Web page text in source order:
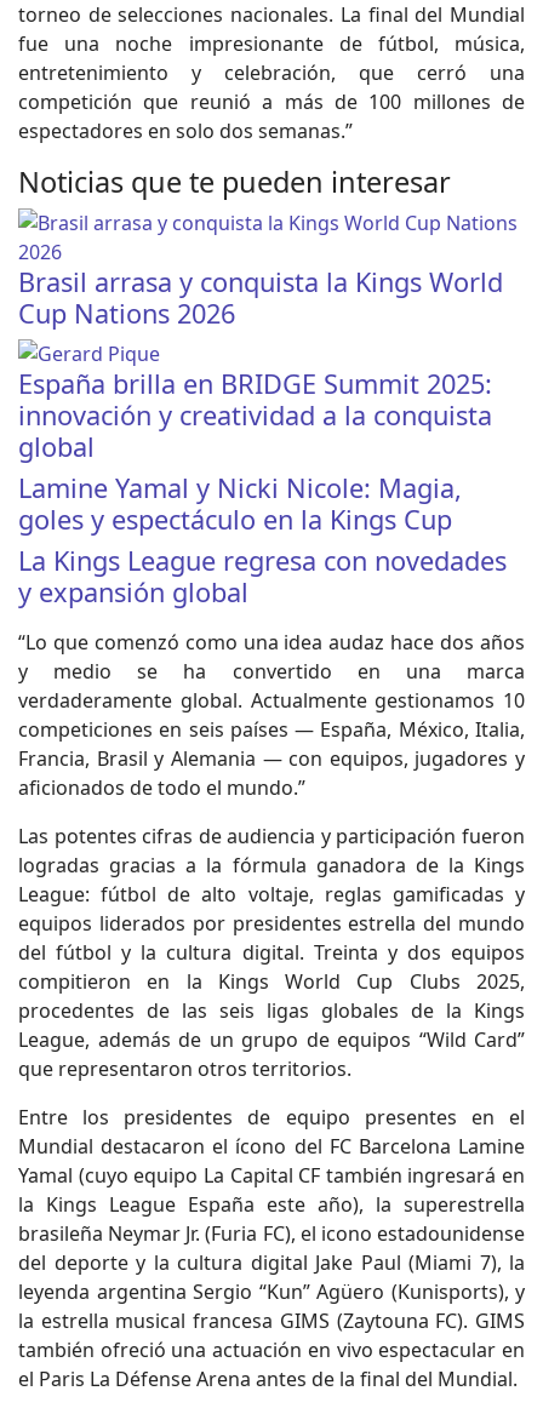
torneo de selecciones nacionales. La final del Mundial
fue una noche impresionante de fútbol, música,
entretenimiento y celebración, que cerró una
competición que reunió a más de 100 millones de
espectadores en solo dos semanas.”
Noticias que te pueden interesar
Brasil arrasa y conquista la Kings World
Cup Nations 2026
España brilla en BRIDGE Summit 2025:
innovación y creatividad a la conquista
global
Lamine Yamal y Nicki Nicole: Magia,
goles y espectáculo en la Kings Cup
La Kings League regresa con novedades
y expansión global
“Lo que comenzó como una idea audaz hace dos años
y medio se ha convertido en una marca
verdaderamente global. Actualmente gestionamos 10
competiciones en seis países — España, México, Italia,
Francia, Brasil y Alemania — con equipos, jugadores y
aficionados de todo el mundo.”
Las potentes cifras de audiencia y participación fueron
logradas gracias a la fórmula ganadora de la Kings
League: fútbol de alto voltaje, reglas gamificadas y
equipos liderados por presidentes estrella del mundo
del fútbol y la cultura digital. Treinta y dos equipos
compitieron en la Kings World Cup Clubs 2025,
procedentes de las seis ligas globales de la Kings
League, además de un grupo de equipos “Wild Card”
que representaron otros territorios.
Entre los presidentes de equipo presentes en el
Mundial destacaron el ícono del FC Barcelona Lamine
Yamal (cuyo equipo La Capital CF también ingresará en
la Kings League España este año), la superestrella
brasileña Neymar Jr. (Furia FC), el icono estadounidense
del deporte y la cultura digital Jake Paul (Miami 7), la
leyenda argentina Sergio “Kun” Agüero (Kunisports), y
la estrella musical francesa GIMS (Zaytouna FC). GIMS
también ofreció una actuación en vivo espectacular en
el Paris La Défense Arena antes de la final del Mundial.